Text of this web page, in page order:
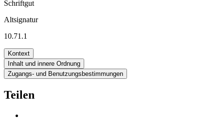
Schriftgut
Altsignatur
10.71.1
Kontext
Inhalt und innere Ordnung
Zugangs- und Benutzungsbestimmungen
Teilen